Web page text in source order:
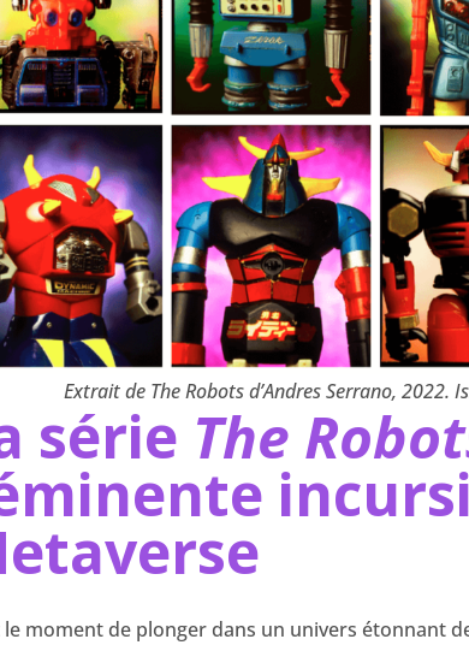
Extrait de The Robots d’Andres Serrano, 2022.
série The
le moment de plonger dans un univers étonnant